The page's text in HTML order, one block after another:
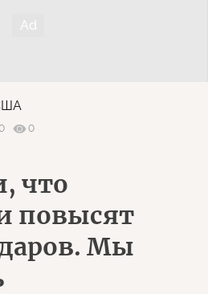
0
что
повысят
Мы